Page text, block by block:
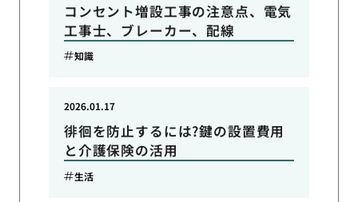
コンセント増設工事の注意点、電気
工事士、ブレーカー、配線
知識
徘徊を防止するには?鍵の設置費用
と介護保険の活用
2026.01.17
生活